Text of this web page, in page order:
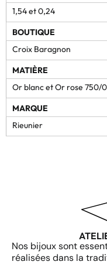
1,54 et 0,24
BOUTIQUE
Croix Baragnon
MATIÈRE
Or blanc et Or rose 750/
MARQUE
Rieunier
Nos bijoux sont
réalisées dans la